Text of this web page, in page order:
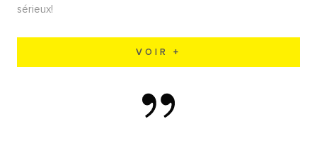
sérieux!
VOIR +